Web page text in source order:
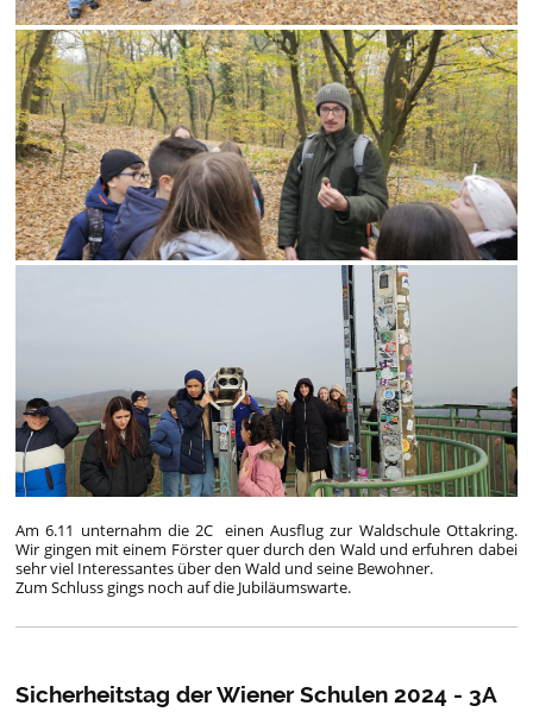
Am 6.11 unternahm die 2C einen Ausflug zur Waldschule Ottakring.
Wir gingen mit einem Förster quer durch den Wald und erfuhren dabei
sehr viel Interessantes über den Wald und seine Bewohner.
Zum Schluss gings noch auf die Jubiläumswarte.
Sicherheitstag der Wiener Schulen 2024 - 3A